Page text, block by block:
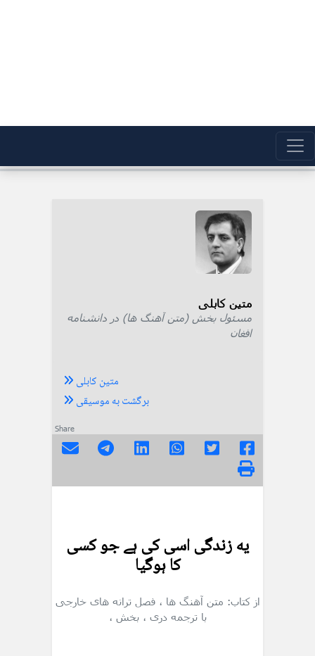
متین کابلی
مسئول بخش (متن آهنگ ها) در دانشنامه
افغان
متین کابلی
برگشت به موسیقی
Share
یه زندگی اسی کی ہے جو کسی
کا ہوگیا
از کتاب: متن آهنگ ها ، فصل ترانه های خارجی
با ترجمه دری ، بخش ،